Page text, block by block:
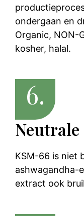
ondergaan en
Organic, NON-
kosher, halal.
6.
Neutrale
KSM-66 is niet
ashwagandha-
extract ook